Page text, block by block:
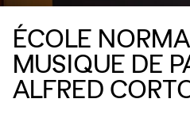
ÉCOLE
MUSIQUE DE
ALFRED